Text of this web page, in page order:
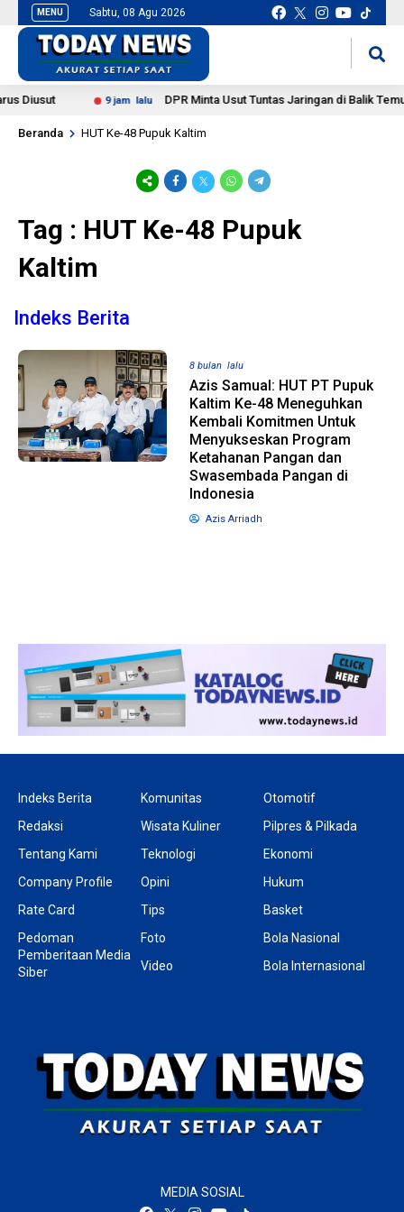
MENU Sabtu, 08 Agu 2026
Diusut 9 jam lalu DPR Minta Usut Tuntas Jaringan di Balik
Beranda HUT Ke-48 Pupuk Kaltim
Tag : HUT Ke-48 Pupuk
Kaltim
Indeks Berita
8 bulan lalu
Azis Samual: HUT PT Pupuk
Kaltim Ke-48 Meneguhkan
Kembali Komitmen Untuk
Menyukseskan Program
Ketahanan Pangan dan
Swasembada Pangan di
Indonesia
Azis Arriadh
1 tahun lalu 10 bulan lalu
KPU Batalkan
Indeks Berita
Redaksi
Tentang Kami
Company Profile
Rate Card
Pedoman
Pemberitaan Media
Siber
Komunitas
Wisata Kuliner
Teknologi
Opini
Tips
Foto
Video
Otomotif
Pilpres & Pilkada
Ekonomi
Hukum
Basket
Bola Nasional
Bola Internasional
MEDIA SOSIAL